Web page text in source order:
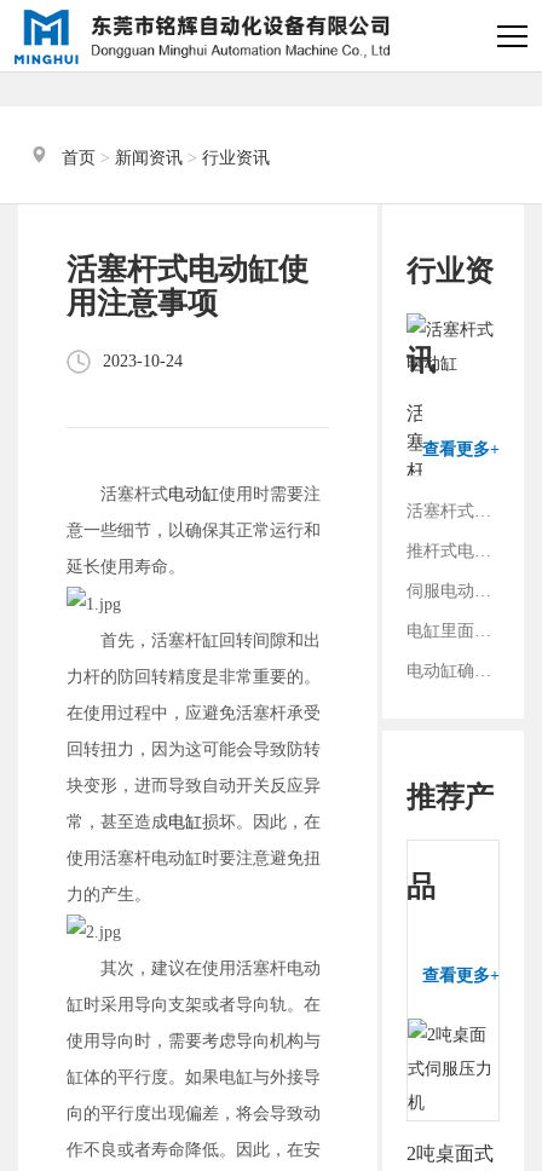
首页 > 新闻资讯 > 行业资讯
活塞杆式电动缸使
用注意事项
2023-10-24
活塞杆式电动缸使用时需要注
意一些细节，以确保其正常运行和
延长使用寿命。
首先，活塞杆缸回转间隙和出
力杆的防回转精度是非常重要的。
在使用过程中，应避免活塞杆承受
回转扭力，因为这可能会导致防转
块变形，进而导致自动开关反应异
常，甚至造成电缸损坏。因此，在
使用活塞杆电动缸时要注意避免扭
力的产生。
其次，建议在使用活塞杆电动
缸时采用导向支架或者导向轨。在
使用导向时，需要考虑导向机构与
缸体的平行度。如果电缸与外接导
向的平行度出现偏差，将会导致动
作不良或者寿命降低。因此，在安
行业资
讯
查看更多+
活
塞
杆
式
动
缸
活塞杆式电动缸工作原理
推杆式电缸与滑台式电缸：结构、性能及适用领域对比
伺服电动缸在切割设备上的应用案例
电缸里面的丝杠是如何固定的？
电动缸确定减速比：看电机参数还是丝杠参数？
推荐产
品
查看更多+
2吨桌面式
您好，我是电缸小助手，很高兴为
您服务
常见问题
器
2.铭辉电动缸型号参数表
料